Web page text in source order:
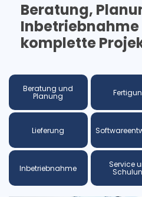
Beratung,
Inbetriebnahme
komplette
Beratung und
Planung
Lieferung
Inbetriebnahme Service